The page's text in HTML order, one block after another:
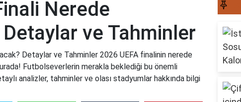
Nerede
ve Tahminler
Detaylar ve Tahminler 2026 UEFA finalinin nerede
Futbolseverlerin merakla beklediği bu önemli
analizler, tahminler ve olası stadyumlar hakkında bilgi